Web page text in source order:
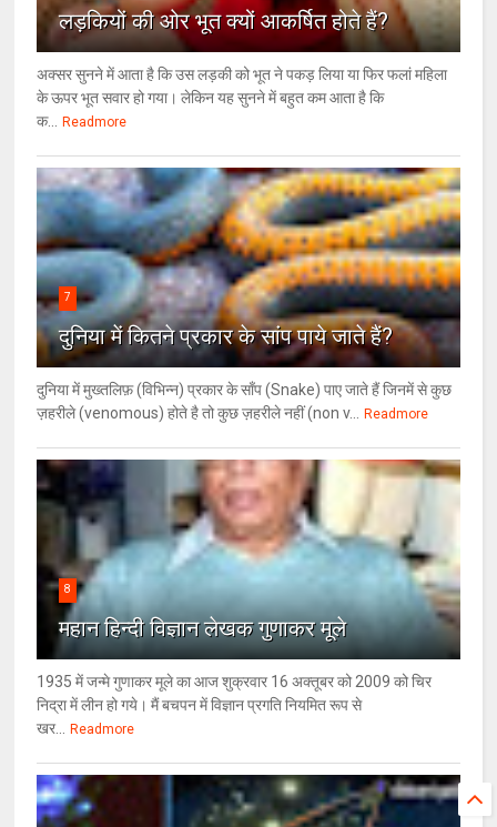
लड़कियों की ओर भूत क्‍यों आकर्षित होते हैं?
अक्सर सुनने में आता है कि उस लड़की को भूत ने पकड़ लिया या फिर फलां महिला
के ऊपर भूत सवार हो गया। लेकिन यह सुनने में बहुत कम आता है कि
क...
Readmore
7
दुनिया में कितने प्रकार के सांप पाये जाते हैं?
दुनिया में मुख्तलिफ़ (विभिन्न) प्रकार के साँप (Snake) पाए जाते हैं जिनमें से कुछ
ज़हरीले (venomous) होते है तो कुछ ज़हरीले नहीं (non v...
Readmore
8
महान हिन्दी विज्ञान लेखक गुणाकर मूले
1935 में जन्मे गुणाकर मूले का आज शुक्रवार 16 अक्तूबर को 2009 को चिर
निद्रा में लीन हो गये। मैं बचपन में विज्ञान प्रगति नियमित रूप से
खर...
Readmore